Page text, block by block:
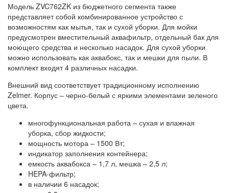
Модель ZVC762ZK из бюджетного сегмента также
представляет собой комбинированное устройство с
возможностям как мытья, так и сухой уборки. Для мойки
предусмотрен вместительный аквафильтр, отдельный бак для
моющего средства и несколько насадок. Для сухой уборки
можно использовать как аквабокс, так и мешки для пыли. В
комплект входят 4 различных насадки.
Внешний вид соответствует традиционному исполнению
Zelmer. Корпус – черно-белый с яркими элементами зеленого
цвета.
многофункциональная работа – сухая и влажная
уборка, сбор жидкости;
мощность мотора – 1500 Вт;
индикатор заполнения контейнера;
емкость аквабокса – 1,7 л, мешка – 2,5 л;
HEPA-фильтр;
в наличии 6 насадок;